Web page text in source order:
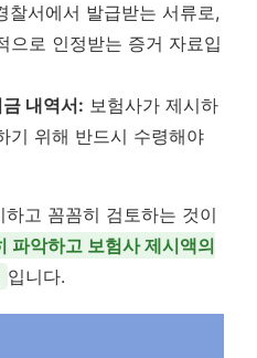
찰서에서 발급받는 서류로,
으로 인정받는 증거 자료입
내역서: 보험사가 제시하
기 위해 반드시 수령해야
고 꼼꼼히 검토하는 것이
파악하고 보험사 제시액의
입니다.